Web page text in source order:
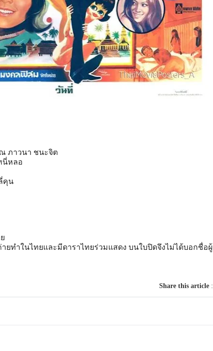
ภาวนา ชนะจิต
นี่หลอ
คุน
ยทำในไทยและมีดาราไทยร่วมแสดง บนใบปิดจึงไม่ได้บอกชื่อผู้
Share this article: